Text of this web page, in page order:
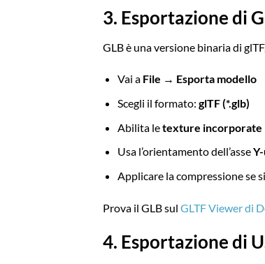
3. Esportazione di
GLB è una versione binaria di
Vai a File → Esporta modello
Scegli il formato: glTF (*.glb)
Abilita letexture incorporate
Usa l’orientamento dell’asse
Applicare la compressione se
Prova il GLB sul GLTF Viewer di
4. Esportazione di